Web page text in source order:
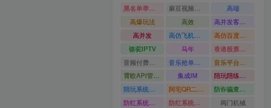
黑名单举报系统源码 麻豆视频源码
高端
高爆玩法
高效
高并发客服系统
高并发
高仿飞机源码
高仿百度网盘UI
骆驼IPTV
马年
香港股票系统源码
音频付费订阅系统
音乐抢单系统
音乐平台源码
霄欧API管理系统
集成IM
陪玩陪练平台
陪玩系统源码
阿宅QR二维码生成
防诈骗查询系统
防红系统源码
防红系统最新版 阀门机械